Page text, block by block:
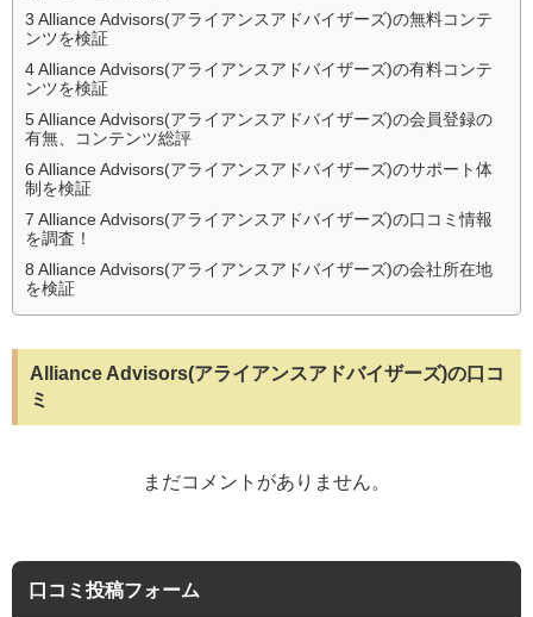
3 Alliance Advisors(アライアンスアドバイザーズ)の無料コンテ
ンツを検証
4Alliance Advisors(アライアンスアドバイザーズ)の有料コンテ
ンツを検証
5Alliance Advisors(アライアンスアドバイザーズ)の会員登録の
有無、コンテンツ総評
6 Alliance Advisors(アライアンスアドバイザーズ)のサポート体
制を検証
7 Alliance Advisors(アライアンスアドバイザーズ)の口コミ情報
を調査！
8 Alliance Advisors(アライアンスアドバイザーズ)の会社所在地
を検証
Alliance Advisors(アライアンスアドバイザーズ)の口コ
ミ
まだコメントがありません。
口コミ投稿フォーム